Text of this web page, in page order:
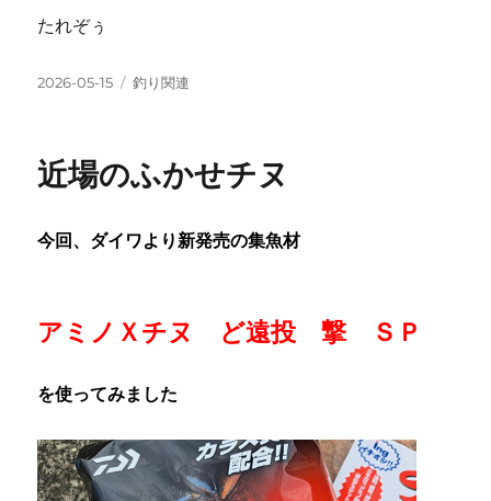
たれぞぅ
投
2026-05-15
カ
ー
釣り関連
近場のふかせチヌ
今回、ダイワより新発売の集魚材
アミノＸチヌ ど遠投 撃 ＳＰ
を使ってみました